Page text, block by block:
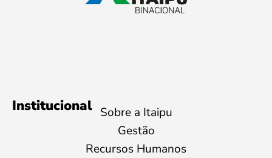
Institucional Sobre a Itaipu
Gestão
Recursos Humanos